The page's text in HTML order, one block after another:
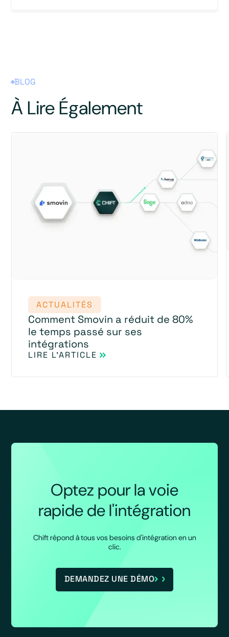
BLOG
À Lire Également
ACTUALITÉS
Comment Smovin a réduit de 80%
le temps passé sur ses
intégrations
LIRE L'ARTICLE
Optez pour la voie
rapide de l'intégration
Chift répond à tous vos besoins d'intégration en un
clic.
DEMANDEZ UNE DÉMO